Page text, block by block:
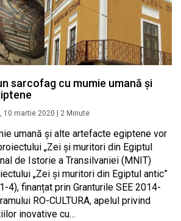
sarcofag cu mumie umană și
10 martie 2020 2 Minute
umană și alte artefacte egiptene vor
„Zei și muritori din Egiptul
de Istorie a Transilvaniei (MNIT)
„Zei și muritori din Egiptul antic”
4), finanțat prin Granturile SEE 2014-
RO-CULTURA, apelul privind
inovative cu…